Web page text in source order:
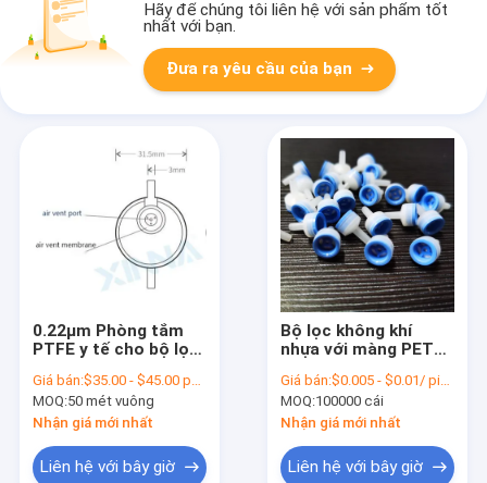
Hãy để chúng tôi liên hệ với sản phẩm tốt
nhất với bạn.
Đưa ra yêu cầu của bạn
0.22μm Phòng tắm
PTFE y tế cho bộ lọc
Giá bán:$35.00 - $45.00 per square meter
MOQ:50 mét vuông
Nhận giá mới nhất
Liên hệ với bây giờ
Bộ lọc không khí
nhựa với màng PET
khí
Giá bán:$0.005 - $0.01/ piece
MOQ:100000 cái
Nhận giá mới nhất
Liên hệ với bây giờ